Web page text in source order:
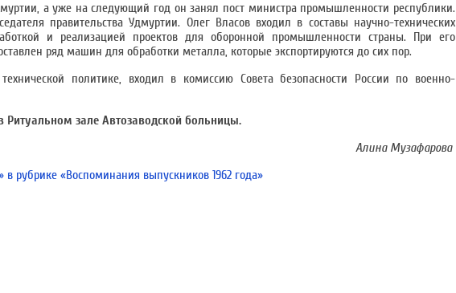
а уже на следующий год он занял пост министра промышленности республики.
правительства Удмуртии. Олег Власов входил в составы научно-технических
и реализацией проектов для оборонной промышленности страны. При его
ряд машин для обработки металла, которые экспортируются до сих пор.
политике, входил в комиссию Совета безопасности России по военно-
Ритуальном зале Автозаводской больницы.
Алина Музафарова
рубрике «Воспоминания выпускников 1962 года»